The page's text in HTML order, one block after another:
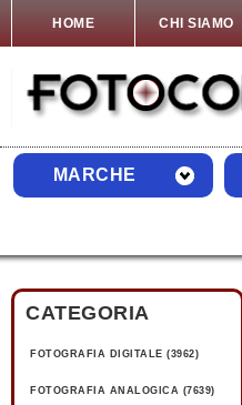
HOME CHI SIAMO
MARCHE
CATEGORIA
FOTOGRAFIA DIGITALE (3962)
FOTOGRAFIA ANALOGICA (7639)